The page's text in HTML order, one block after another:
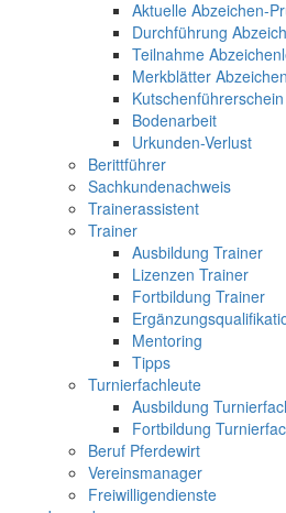
Aktuelle Abzeichen-
Durchführung
Teilnahme
Merkblätter Abzeichen
Kutschenführerschein
Bodenarbeit
Urkunden-Verlust
Berittführer
Sachkundenachweis
Trainerassistent
Trainer
Ausbildung Trainer
Lizenzen Trainer
Fortbildung Trainer
Mentoring
Tipps
Turnierfachleute
Ausbildung
Fortbildung
Beruf Pferdewirt
Vereinsmanager
Freiwilligendienste